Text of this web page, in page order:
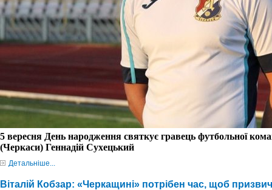
5 вересня День народження святкує гравець футбольної
(Черкаси) Геннадій Сухецький
Детальніше...
Віталій Кобзар: «Черкащині» потрібен час, щоб